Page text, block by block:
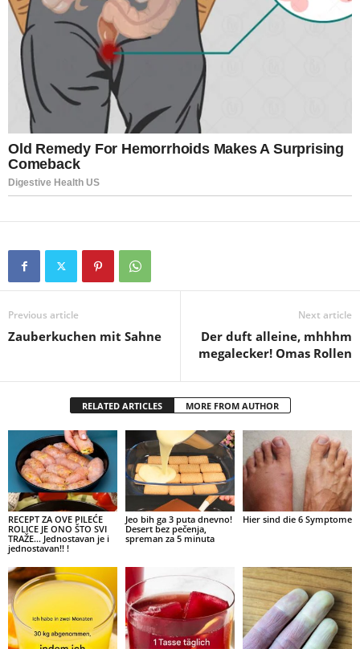
Previous article
Zauberkuchen mit Sahne
Next article
Der duft alleine, mhhhm
megalecker! Omas Rollen
RELATED ARTICLES MORE FROM AUTHOR
RECEPT ZA OVE PILEĆE
ROLICE JE ONO ŠTO SVI
TRAŽE… Jednostavan je i
jednostavan!! !
Jeo bih ga 3 puta dnevno!
Desert bez pečenja,
spreman za 5 minuta
Hier sind die 6 Symptome